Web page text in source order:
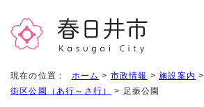
現在の位置： ホーム > 市政情報 >施設案内 >
街区公園（あ行～さ行）
> 足振公園